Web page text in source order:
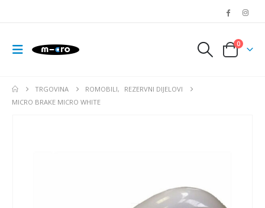
0
TRGOVINA ROMOBILI,
REZERVNI DIJELOVI
MICRO BRAKE MICRO WHITE